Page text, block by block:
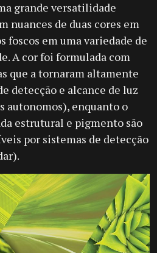
grande versatilidade
nuances de duas cores em
foscos em uma variedade de
A cor foi formulada com
que a tornaram altamente
detecção e alcance de luz
autonomos), enquanto o
estrutural e pigmento são
por sistemas de detecção